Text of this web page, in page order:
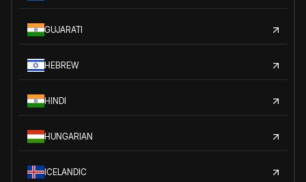
GUJARATI
HEBREW
HINDI
HUNGARIAN
ICELANDIC